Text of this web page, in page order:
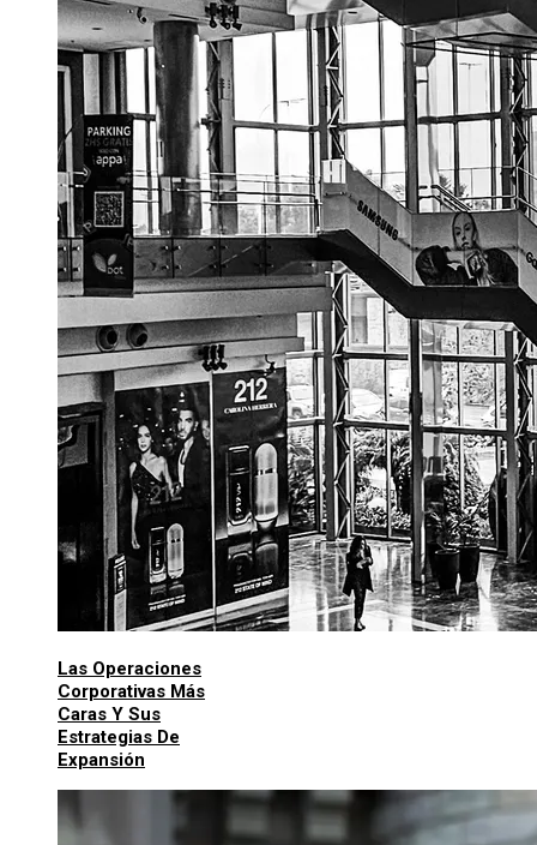
Las Operaciones
Corporativas Más
Caras Y Sus
Estrategias De
Expansión